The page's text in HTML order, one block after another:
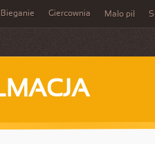
Bieganie Giercownia Mało pił